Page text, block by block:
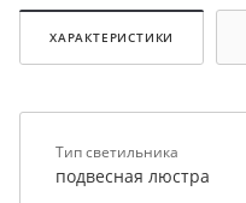
ХАРАКТЕРИСТИКИ
Тип светильника
подвесная люстра